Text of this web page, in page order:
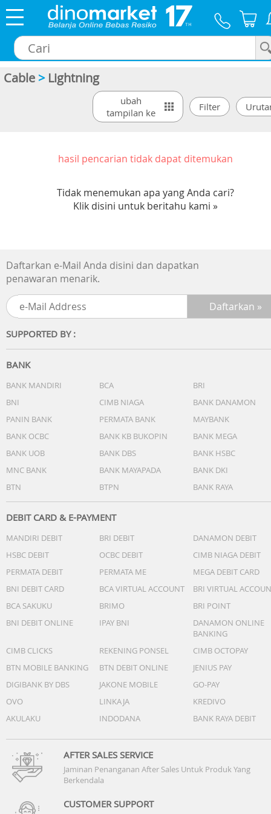
×
Cable > Lightning
ubah
tampilan ke
hasil pencarian tidak dapat ditemukan
Tidak menemukan apa yang Anda cari?
Klik disini untuk beritahu kami »
Daftarkan e-Mail Anda disini dan dapatkan
penawaran menarik.
SUPPORTED BY :
BANK
BANK MANDIRI BCA
BRI
BNI
CIMB NIAGA
BANK DANAMON
PANIN BANK
PERMATA BANK
MAYBANK
BANK OCBC
BANK KB BUKOPIN
BANK MEGA
BANK UOB
BANK DBS
BANK HSBC
MNC BANK
BANK MAYAPADA
BANK DKI
BTN
BTPN BANK RAYA
DEBIT CARD & E-PAYMENT
MANDIRI DEBIT BRI DEBIT
DANAMON DEBIT
HSBC DEBIT
OCBC DEBIT
CIMB NIAGA DEBIT
PERMATA DEBIT
PERMATA ME
MEGA DEBIT CARD
BNI DEBIT CARD
BCA VIRTUAL ACCOUNT
BRI VIRTUAL
BCA SAKUKU
BRIMO
BRI POINT
BNI DEBIT ONLINE
IPAY BNI
DANAMON ONLINE
BANKING
CIMB CLICKS
REKENING PONSEL
CIMB OCTOPAY
BTN MOBILE BANKING
BTN DEBIT ONLINE
JENIUS PAY
DIGIBANK BY DBS
JAKONE MOBILE
GO-PAY
OVO
LINKAJA
KREDIVO
AKULAKU
INDODANA BANK RAYA DEBIT
AFTER SALES SERVICE
Jaminan Penanganan After Sales Untuk Produk Yang
Berkendala
CUSTOMER SUPPORT